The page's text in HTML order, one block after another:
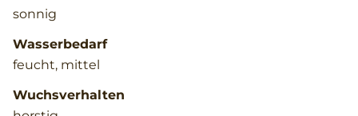
sonnig
Wasserbedarf
feucht, mittel
Wuchsverhalten